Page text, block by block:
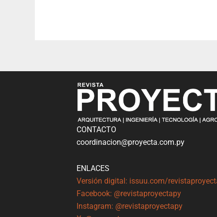
CONTACTO
coordinacion@proyecta.com.py
ENLACES
Versión digital: issuu.com/
Facebook: @revistaproyectapy
Instagram: @revistaproyectapy